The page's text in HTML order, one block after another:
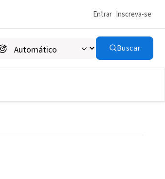
Entrar Inscreva-se
Buscar